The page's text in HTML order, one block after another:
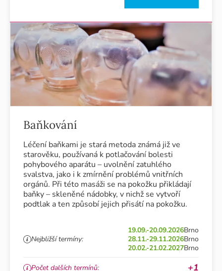
Baňkování
Léčení baňkami je stará metoda známá již ve
starověku, používaná k potlačování bolesti
pohybového aparátu – uvolnění zatuhlého
svalstva, jako i k zmírnění problémů vnitřních
orgánů. Při této masáži se na pokožku přikládají
baňky – skleněné nádobky, v nichž se vytvoří
podtlak a ten způsobí jejich přisátí na pokožku.
Nejbližší termíny:
19.09.-20.09.2026Brno
28.11.-29.11.2026Brno
20.02.-21.02.2027Brno
Počet dalších termínů: +1